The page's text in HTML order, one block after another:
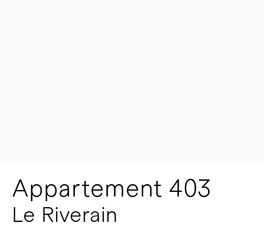
Appartement 403
Le Riverain